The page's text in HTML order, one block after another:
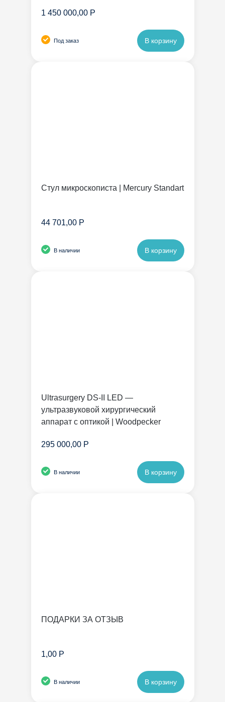
1 450 000,00 Р
Под заказ В корзину
Стул микроскописта | Mercury Standart
44 701,00 Р
В наличии В корзину
Ultrasurgery DS-II LED —
ультразвуковой хирургический
аппарат с оптикой | Woodpecker
295 000,00 Р
В наличии В корзину
ПОДАРКИ ЗА ОТЗЫВ
1,00 Р
В наличии В корзину